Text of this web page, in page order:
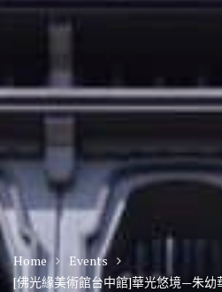
Home
Events
[佛光緣美術館台中館]華光悠境—朱幼